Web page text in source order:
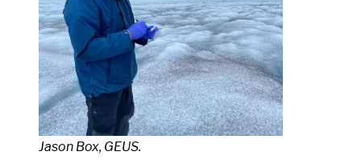
Jason Box, GEUS.